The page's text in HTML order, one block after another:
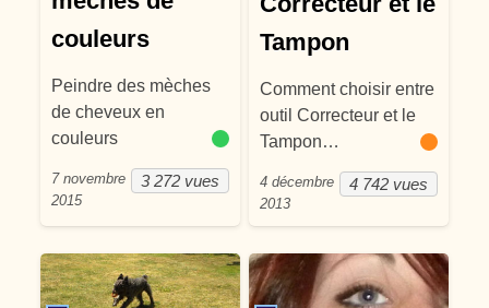
couleurs
Peindre des mèches
de cheveux en
couleurs
3 272 vues
7 novembre
2015
Tampon
Comment choisir entre
outil Correcteur et le
Tampon…
4 742 vues
4 décembre
2013